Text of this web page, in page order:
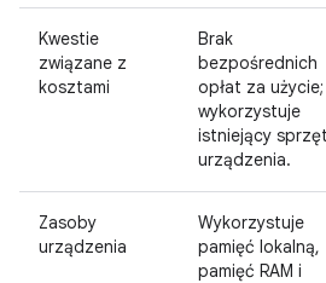
Kwestie
związane z
kosztami
Brak
bezpośrednich
opłat za użycie;
wykorzystuje
istniejący sprzęt
urządzenia.
Zasoby
urządzenia
Wykorzystuje
pamięć lokalną,
pamięć RAM i